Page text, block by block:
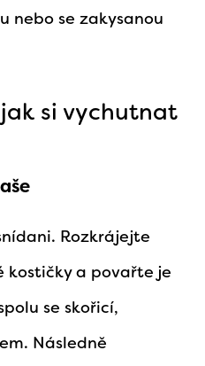
nebo se zakysanou
si vychutnat
Rozkrájejte
kostičky a povařte je
se skořicí,
Následně